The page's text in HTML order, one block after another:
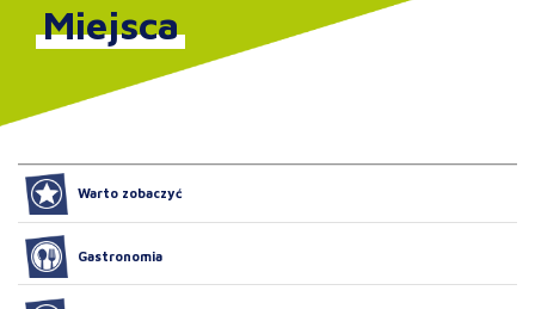
Miejsca
Warto zobaczyć
Gastronomia